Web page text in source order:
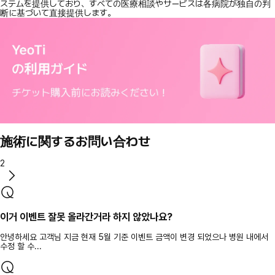
ステムを提供しており、すべての医療相談やサービスは各病院が独自の判
断に基づいて直接提供します。
施術に関するお問い合わせ
2
이거 이벤트 잘못 올라간거라 하지 않았나요?
안녕하세요 고객님 지금 현재 5월 기준 이벤트 금액이 변경 되었으나 병원 내에서
수정 할 수...